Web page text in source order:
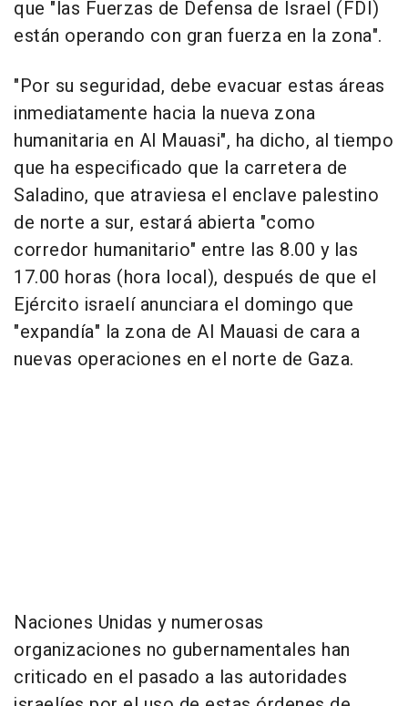
que "las Fuerzas de Defensa de Israel (FDI)
están operando con gran fuerza en la zona".
"Por su seguridad, debe evacuar estas áreas
inmediatamente hacia la nueva zona
humanitaria en Al Mauasi", ha dicho, al tiempo
que ha especificado que la carretera de
Saladino, que atraviesa el enclave palestino
de norte a sur, estará abierta "como
corredor humanitario" entre las 8.00 y las
17.00 horas (hora local), después de que el
Ejército israelí anunciara el domingo que
"expandía" la zona de Al Mauasi de cara a
nuevas operaciones en el norte de Gaza.
Naciones Unidas y numerosas
organizaciones no gubernamentales han
criticado en el pasado a las autoridades